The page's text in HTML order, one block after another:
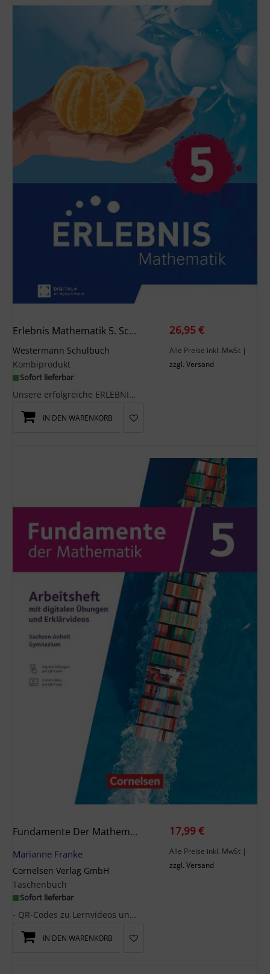
Erlebnis Mathematik 5. Schulbuch. Für Berlin, Brandenburg, Hessen, Saarland, Sachsen-Anhalt
Westermann Schulbuch
Kombiprodukt
Sofort lieferbar
Unsere erfolgreiche ERLEBNIS-Reihe bekommt Nachwuchs: ERLEBNIS Mathematik. ERLEBNIS Mathematik fü...
26,95 €
Alle Preise inkl. MwSt |
zzgl. Versand
IN DEN WARENKORB
Fundamente Der Mathematik 5. Schuljahr - Sachsen-Anhalt Ab 2024 - Arbeitsheft Zum Schulbuch Mit Erklärfilmen Und Digitalen Übungen
Marianne Franke
Cornelsen Verlag GmbH
Taschenbuch
Sofort lieferbar
- QR-Codes zu Lernvideos und zu interaktiven Übungen an jeder Doppelseite- Übungsseiten mit einem...
17,99 €
Alle Preise inkl. MwSt |
zzgl. Versand
IN DEN WARENKORB